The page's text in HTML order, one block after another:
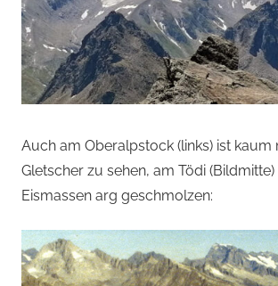
Auch am Oberalpstock (links) ist
Gletscher zu sehen, am Tödi
Eismassen arg geschmolzen: